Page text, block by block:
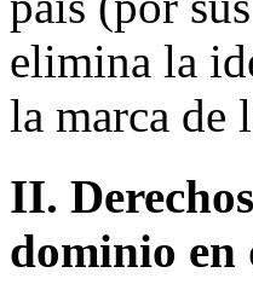
elimina la
la marca
II.
dominio en